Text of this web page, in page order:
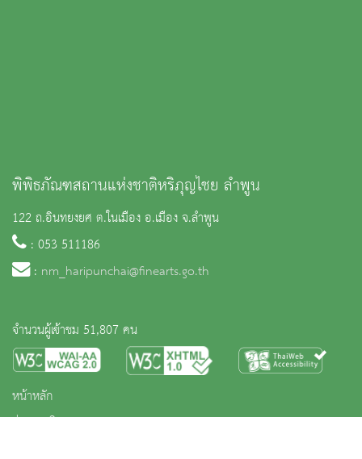
พิพิธภัณฑสถานแห่งชาติหริภุญไชย ลำพูน
122 ถ.อินทยงยศ ต.ในเมือง อ.เมือง จ.ลำพูน
: 053 511186
: nm_haripunchai@finearts.go.th
จำนวนผู้เข้าชม 51,807 คน
หน้าหลัก
ข่าวและกิจกรรม